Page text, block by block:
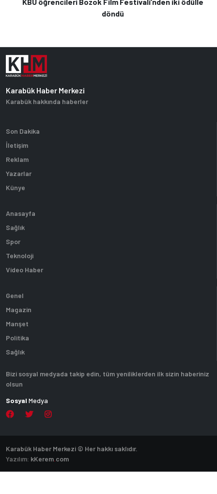
döndü
Karabük Haber Merkezi
Karabük hakkında haberler
Son Dakika
İletişim
Reklam
Yazarlar
Künye
Anasayfa
Sağlık
Spor
Teknoloji
Video Haber
Genel
Magazin
Manşet
Politika
Sağlık
Bizi sosyal medyada takip edin, tüm yeniliklerden ilk sizin haberiniz
olsun
Sosyal Medya
Karabük Haber Merkezi © Her hakkı saklıdır.
Yazılım: kKerem.com